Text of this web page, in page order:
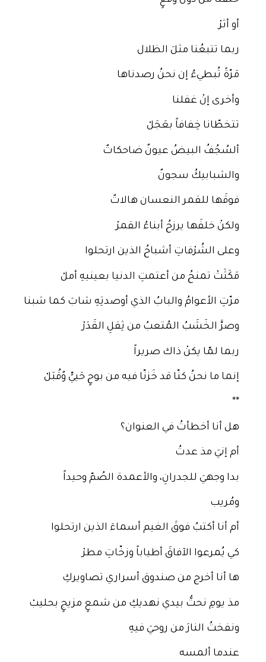
أو أثرْ
ربما تتبعُنا مثلَ الظلال
مَرّةً تُبطيءُ إن نحنُ رصدناها
وأخرى إنْ غفلنا
تتخطّانا خِفافاً بعَجَلْ
ألسُجُفُ البيضُ عيونٌ ضاحكاتٌ
والشبابيكُ سجونٌ
فوقَها للقمر النعسان هالاتٌ
ولكنْ خلفَها يرزحُ أبناءُ القمرْ
وعلى الشُرْفاتِ أشباحُ الذين ارتحلوا
مَكَثَتْ تمنحُ من أعتمتِ الدنيا بعينيهِ أملْ
مرّتِ الأعوامُ والبابُ الذي أوصدتِهِ شابَ كما شبنا
وصرَّ الخَشَبُ المُتعبُ من ثِقلِ القَدَرْ
ربما لمّا يكنْ ذاك صريراً
إنما ما نحنُ كنّا قد خَزنّا فيه من بوحٍ حَييٍّ وٌقُبَلْ
**
هل أنا أخطأتُ في العنوان؟
أم إنيَ مذ عدتُ
بدا وجهيَ للجدرانِ، والأعمدة الصُمّ وحيداً
ومُريب
أم أنا أكتبُ فوقَ الغيم أسماءَ الذين ارتحلوا
كي يُمرعوا الآفاقَ أطياباً وزخّاتِ مطرْ
ها أنا أخرج من صندوق أسراري تصاويركِ
مذ يومِ نحتُّ بيدي نهديكِ من شمعٍ مزيجٍ بحليبْ
ونفختُ النارَ من روحيَ فيهِ
عندما ألمسه